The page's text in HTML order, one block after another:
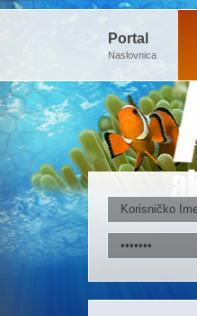
Portal
Naslovnica